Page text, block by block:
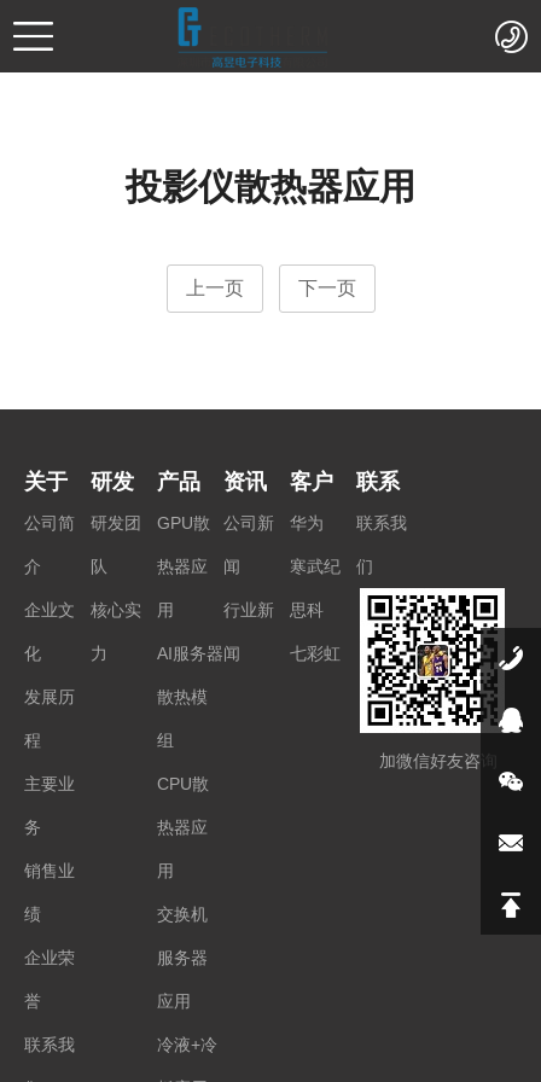
投影仪散热器应用
上一页 下一页
关于
公司简
介
企业文
化
发展历
程
主要业
务
销售业
绩
企业荣
誉
联系我
研发
研发团
队
核心实
力
产品
GPU散
热器应
用
AI服务器
散热模
组
CPU散
热器应
用
交换机
服务器
应用
冷液+冷
资讯
公司新
闻
行业新
闻
客户
华为
寒武纪
思科
七彩虹
联系
联系我
们
加微信好友咨询